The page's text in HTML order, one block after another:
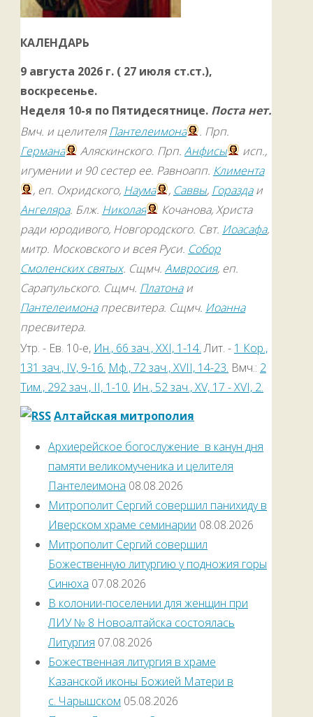
КАЛЕНДАРЬ
9 августа 2026 г. ( 27 июля ст.ст.),
воскресенье.
Неделя 10-я по Пятидесятнице. Поста нет.
Вмч. и целителяПантелеимона
. Прп.
Германа
Аляскинского. Прп. Анфисы
исп.,
игумении и 90 сестер ее. Равноапп. Климента
, еп. Охридского, Наума , Саввы, Гораздаи
Ангеляра. Блж. Николая
Кочанова, Христа
ради юродивого, Новгородского. Свт. Иоасафа,
митр. Московского и всея Руси. Собор
Смоленских святых. Сщмч. Амвросия, еп.
Сарапульского. Сщмч. Платонаи
Пантелеимонапресвитера. Сщмч. Иоанна
пресвитера.
Утр. - Ев. 10-е, Ин., 66 зач., XXI, 1-14.Лит. - 1 Кор.,
131 зач., IV, 9-16. Мф., 72 зач., XVII, 14-23. Вмч.: 2
Тим., 292 зач., II, 1-10. Ин., 52 зач., XV, 17 - XVI, 2.
Алтайская митрополия
Архиерейское богослужение в канун дня
памяти великомученика и целителя
Пантелеимона 08.08.2026
Митрополит Сергий совершил панихиду в
Иверском храме семинарии 08.08.2026
Митрополит Сергий совершил
Божественную литургию у подножия горы
Синюха 07.08.2026
В колонии-поселении для женщин при
ЛИУ № 8 Новоалтайска состоялась
Литургия 07.08.2026
Божественная литургия в храме
Казанской иконы Божией Матери в
с. Чарышском 05.08.2026